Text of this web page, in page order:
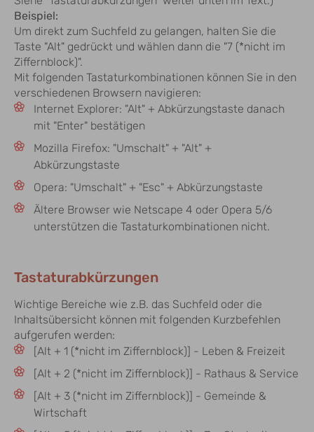
Beispiel:
Um direkt zum Suchfeld zu gelangen, halten Sie die
Taste "Alt" gedrückt und wählen dann die "7 (*nicht im
Ziffernblock)".
Mit folgenden Tastaturkombinationen können Sie in den
verschiedenen Browsern navigieren:
Internet Explorer: "Alt" + Abkürzungstaste danach
mit "Enter" bestätigen
Mozilla Firefox: "Umschalt" + "Alt" +
Abkürzungstaste
Opera: "Umschalt" + "Esc" + Abkürzungstaste
Ältere Browser wie Netscape 4 oder Opera 5/6
unterstützen die Tastaturkombinationen nicht.
Tastaturabkürzungen
Wichtige Bereiche wie z.B. das Suchfeld oder die
Inhaltsübersicht können mit folgenden Kurzbefehlen
aufgerufen werden:
[Alt + 1 (*nicht im Ziffernblock)] - Leben & Freizeit
[Alt + 2 (*nicht im Ziffernblock)] - Rathaus & Service
[Alt + 3 (*nicht im Ziffernblock)] - Gemeinde &
Wirtschaft